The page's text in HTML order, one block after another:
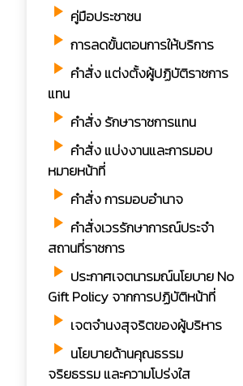
play_arrow คู่มือประชาชน
play_arrow การลดขั้นตอนการให้บริการ
play_arrow คำสั่ง แต่งตั้งผู้ปฏิบัติราชการ
แทน
play_arrow คำสั่ง รักษาราชการแทน
play_arrow คำสั่ง แบ่งงานและการมอบ
หมายหน้าที่
play_arrow คำสั่ง การมอบอำนาจ
play_arrow คำสั่งเวรรักษาการณ์ประจำ
สถานที่ราชการ
play_arrow ประกาศเจตนารมณ์นโยบาย No
Gift Policy จากการปฏิบัติหน้าที่
play_arrow เจตจำนงสุจริตของผู้บริหาร
play_arrow นโยบายด้านคุณธรรม
จริยธรรม และความโปร่งใส